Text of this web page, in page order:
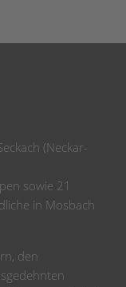
(Neckar-
sowie 21
in Mosbach
den